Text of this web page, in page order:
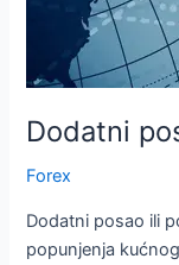
Dodatni
Forex
Dodatni posao ili
popunjenja